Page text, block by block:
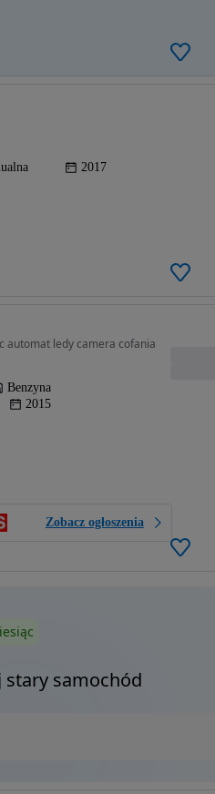
2017
automat ledy camera cofania
Benzyna
2015
Zobacz ogłoszenia
samochód